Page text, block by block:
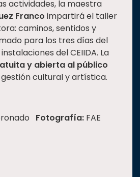
actividades, la maestra
Franco impartirá el taller
caminos, sentidos y
para los tres días del
del CEIIDA. La
y abierta al público
cultural y artística.
Fotografía: FAE